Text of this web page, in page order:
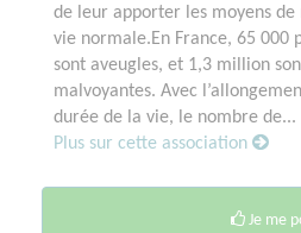
de leur apporter les moyens de
vie normale.En France, 65 000
sont aveugles, et 1,3 million
malvoyantes. Avec
durée de la vie, le nombre de...
Plus sur cette association
Je me